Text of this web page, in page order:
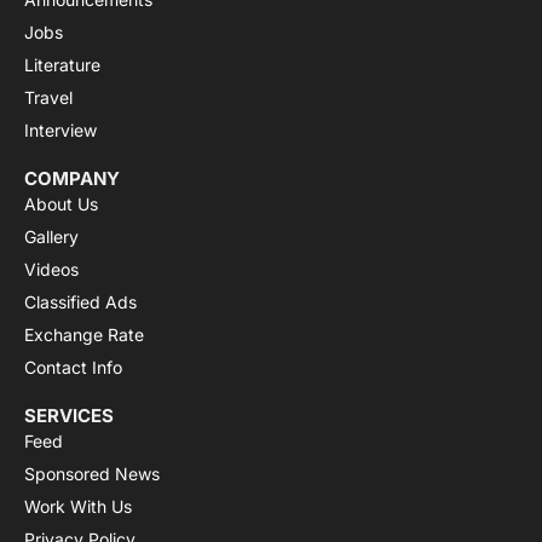
Jobs
Literature
Travel
Interview
COMPANY
About Us
Gallery
Videos
Classified Ads
Exchange Rate
Contact Info
SERVICES
Feed
Sponsored News
Work With Us